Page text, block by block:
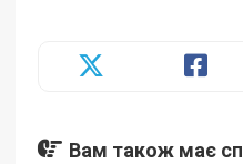
Вам також має